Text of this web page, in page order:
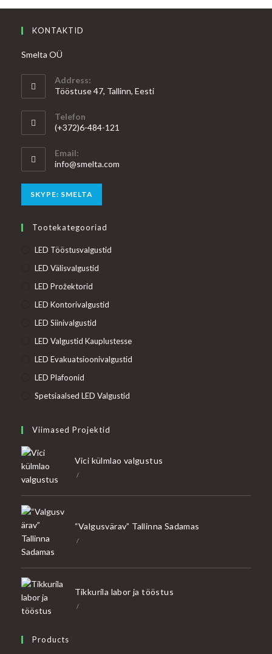
KONTAKTID
Smelta OÜ
Address:
Tööstuse 47, Tallinn, Eesti
Telefon
(+372)6-484-121
Email:
info@smelta.com
SKYPE: SMELTA
in
Tootekategooriad
LED Tööstusvalgustid
LED Välisvalgustid
LED Prožektorid
LED Kontorivalgustid
LED Siinivalgustid
LED Valgustid Kauplustesse
LED Evakuatsioonivalgustid
LED Plafoonid
Spetsiaalsed LED Valgustid
Viimased Projektid
Vici külmlao valgustus
/
“Valgusvärav” Tallinna Sadamas
/
Tikkurila labor ja tööstus
/
Products